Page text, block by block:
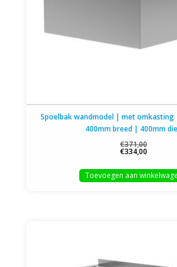
Spoelbak wandmodel | met
400mm breed | 400mm
€371,00
€334,00
Toevoegen aan